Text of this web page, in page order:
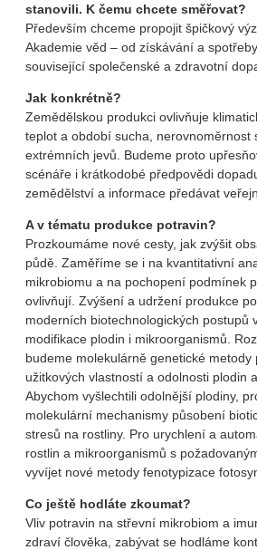
stanovili. K čemu chcete směřovat?
Především chceme propojit špičkový
Akademie věd – od získávání a
související společenské a zdravotní
Jak konkrétně?
Zemědělskou produkci ovlivňuje
teplot a období sucha, nerovnoměrnost
extrémních jevů. Budeme proto
scénáře i krátkodobé předpovědi
zemědělství a informace předávat
A v tématu produkce potravin?
Prozkoumáme nové cesty, jak zvýšit
půdě. Zaměříme se i na kvantitativní
mikrobiomu a na pochopení podmínek
ovlivňují. Zvýšení a udržení produkce
moderních biotechnologických postupů
modifikace plodin i mikroorganismů.
budeme molekulárně genetické metody
užitkových vlastností a odolnosti plodin
Abychom vyšlechtili odolnější plodiny,
molekulární mechanismy působení
stresů na rostliny. Pro urychlení a
rostlin a mikroorganismů s
vyvíjet nové metody fenotypizace
Co ještě hodláte zkoumat?
Vliv potravin na střevní mikrobiom a
zdraví člověka, zabývat se hodláme